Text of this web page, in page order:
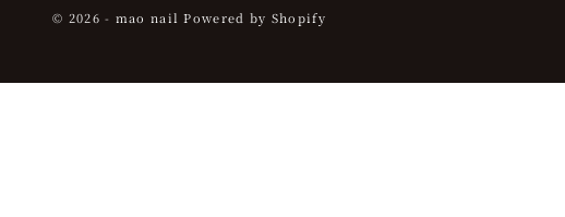
© 2026 - mao nail Powered by Shopify